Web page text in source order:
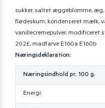
sukker, saltet æggeblomme,
flødeskum, kondenseret mælk,
vanillecremepulver, modificeret
202£, madfarve E160a E160b
Næringsdeklaration:
Næringsindhold pr. 100 g.
Energi: